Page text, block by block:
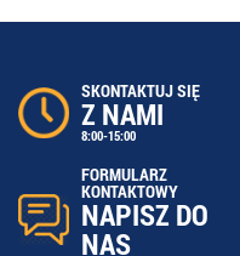
SKONTAKTUJ SIĘ
Z NAMI
8:00-15:00
FORMULARZ
KONTAKTOWY
NAPISZ DO
NAS